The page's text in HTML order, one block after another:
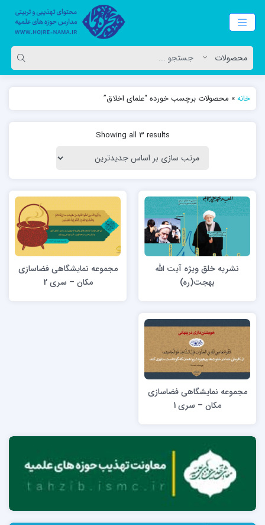
خانه» محصولات برچسب خورده “علمای اخلاق”
Showing all 3 results
نشریه خلق ویژه آیت الله
بهجت(ره)
مجموعه نمایشگاهی فضاسازی
مکان – سری 2
مجموعه نمایشگاهی فضاسازی
مکان – سری 1